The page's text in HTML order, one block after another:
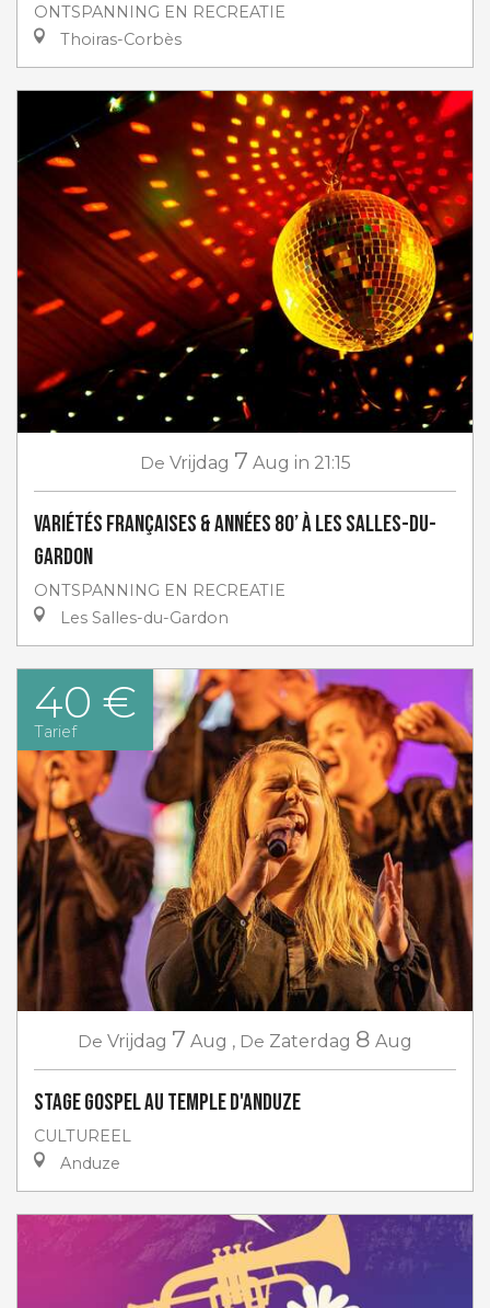
ONTSPANNING EN RECREATIE
Thoiras-Corbès
De Vrijdag 7 Aug in 21:15
Variétés françaises & années 80’ à Les Salles-du-
Gardon
ONTSPANNING EN RECREATIE
Les Salles-du-Gardon
40 €
Tarief
De Vrijdag 7 Aug , De Zaterdag 8 Aug
Stage gospel au Temple d'Anduze
CULTUREEL
Anduze